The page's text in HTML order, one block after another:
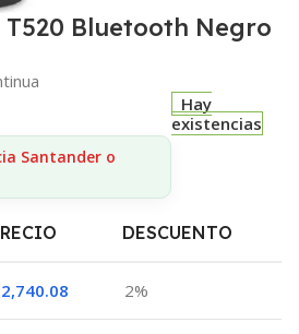
Bluetooth Negro
Santander o
Hay
existencias
DESCUENTO
2,740.08 2%